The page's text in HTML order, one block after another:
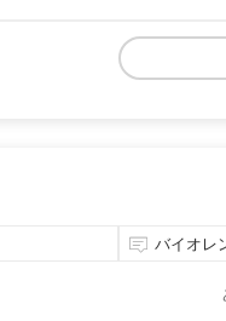
バイオレ